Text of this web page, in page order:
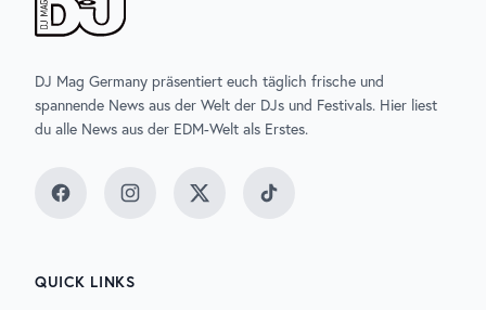
DJ Mag Germany präsentiert euch täglich frische und
spannende News aus der Welt der DJs und Festivals. Hier liest
du alle News aus der EDM-Welt als Erstes.
FacebookInstagramTwitter TikTok
QUICK LINKS